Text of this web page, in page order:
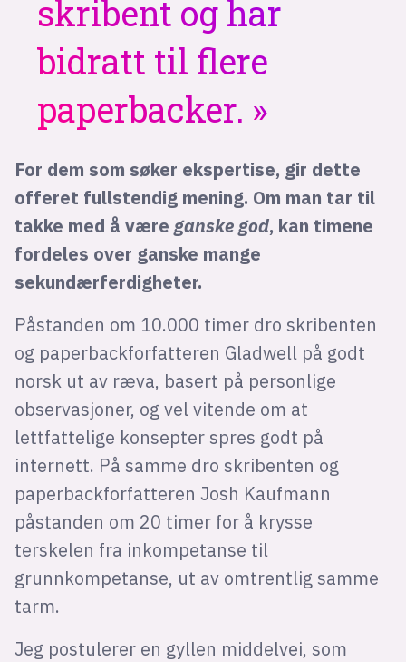
skribent og har
bidratt til flere
paperbacker.
For dem som søker ekspertise, gir dette
offeret fullstendig mening. Om man tar til
takke med å være ganske god, kan timene
fordeles over ganske mange
sekundærferdigheter.
Påstanden om 10.000 timer dro skribenten
og paperbackforfatteren Gladwell på godt
norsk ut av ræva, basert på personlige
observasjoner, og vel vitende om at
lettfattelige konsepter spres godt på
internett. På samme dro skribenten og
paperbackforfatteren Josh Kaufmann
påstanden om 20 timer for å krysse
terskelen fra inkompetanse til
grunnkompetanse, ut av omtrentlig samme
tarm.
Jeg postulerer en gyllen middelvei, som